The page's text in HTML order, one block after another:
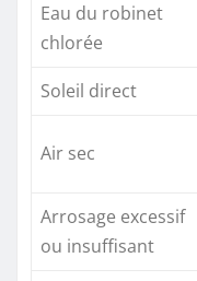
Eau du robinet
chlorée
Soleil direct
Air sec
Arrosage excessif
ou insuffisant